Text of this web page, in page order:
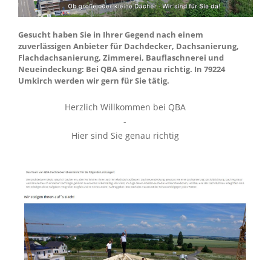
Gesucht haben Sie in Ihrer Gegend nach einem
zuverlässigen Anbieter für Dachdecker, Dachsanierung,
Flachdachsanierung, Zimmerei, Bauflaschnerei und
Neueindeckung: Bei QBA sind genau richtig. In 79224
Umkirch werden wir gern für Sie tätig.
Herzlich Willkommen bei QBA
-
Hier sind Sie genau richtig